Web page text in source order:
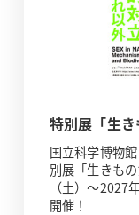
特別展「生き
国立科学博物
別展「生きも
（土）～2027
開催！